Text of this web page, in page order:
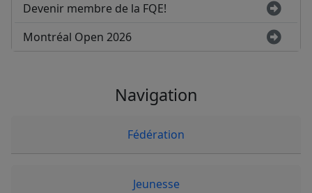
Devenir membre de la FQE!
Montréal Open 2026
Navigation
Fédération
Jeunesse